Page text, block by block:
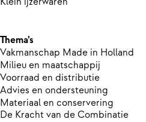
Thema’s
Vakmanschap Made in Holland
Milieu en maatschappij
Voorraad en distributie
Advies en ondersteuning
Materiaal en conservering
De Kracht van de Combinatie